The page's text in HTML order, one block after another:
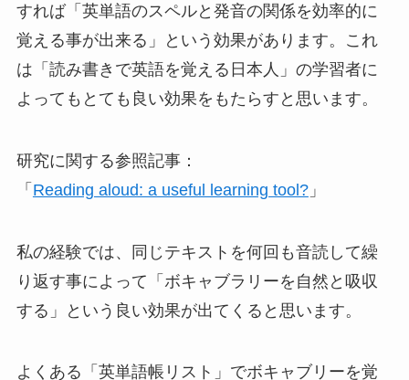
すれば「英単語のスペルと発音の関係を効率的に
覚える事が出来る」という効果があります。これ
は「読み書きで英語を覚える日本人」の学習者に
よってもとても良い効果をもたらすと思います。
研究に関する参照記事：
「 Reading aloud: a useful learning tool?」
私の経験では、同じテキストを何回も音読して繰
り返す事によって「ボキャブラリーを自然と吸収
する」という良い効果が出てくると思います。
よくある「英単語帳リスト」でボキャブリーを覚